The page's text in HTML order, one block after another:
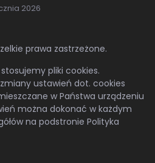
2026
prawa zastrzeżone.
pliki cookies.
ustawień dot. cookies
w Państwa urządzeniu
można dokonać w każdym
na podstronie Polityka